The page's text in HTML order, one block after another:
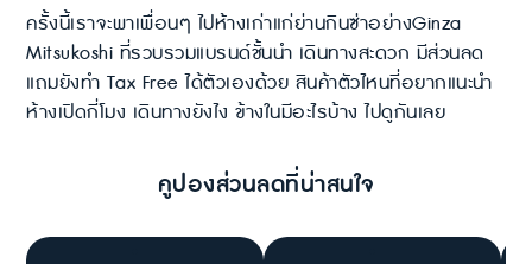
ครั้งนี้เราจะพาเพื่อนๆ ไปห้างเก่าแก่ย่านกินซ่าอย่าง​Ginza
Mitsukoshi ที่รวบรวมแบรนด์ชั้นนำ เดินทางสะดวก มีส่วนลด
แถมยังทำ Tax Free ได้ตัวเองด้วย สินค้าตัวไหนที่อยากแนะนำ
ห้างเปิดกี่โมง เดินทางยังไง ข้างในมีอะไรบ้าง ไปดูกันเลย
คูปองส่วนลดที่น่าสนใจ